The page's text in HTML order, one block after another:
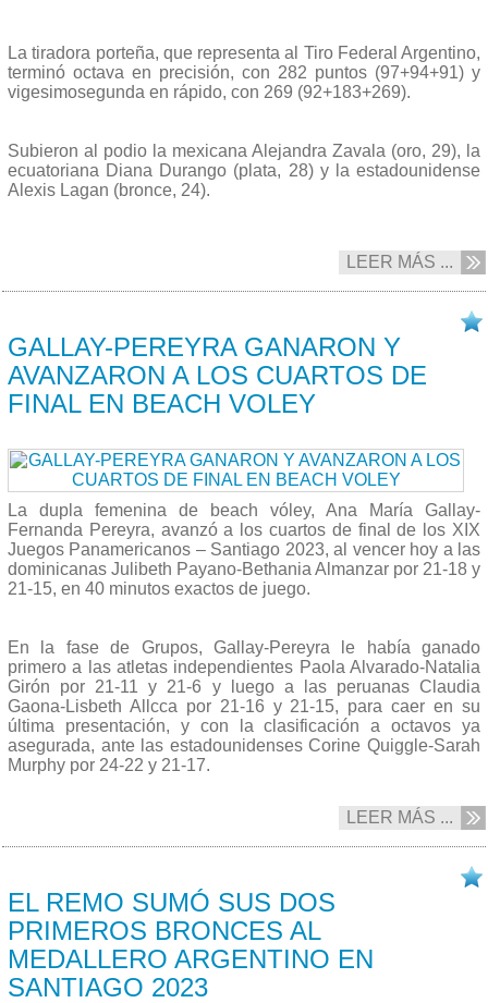
La tiradora porteña, que representa al Tiro Federal Argentino,
terminó octava en precisión, con 282 puntos (97+94+91) y
vigesimosegunda en rápido, con 269 (92+183+269).
Subieron al podio la mexicana Alejandra Zavala (oro, 29), la
ecuatoriana Diana Durango (plata, 28) y la estadounidense
Alexis Lagan (bronce, 24).
LEER MÁS ...
GALLAY-PEREYRA GANARON Y
AVANZARON A LOS CUARTOS DE
FINAL EN BEACH VOLEY
La dupla femenina de beach vóley, Ana María Gallay-
Fernanda Pereyra, avanzó a los cuartos de final de los XIX
Juegos Panamericanos – Santiago 2023, al vencer hoy a las
dominicanas Julibeth Payano-Bethania Almanzar por 21-18 y
21-15, en 40 minutos exactos de juego.
En la fase de Grupos, Gallay-Pereyra le había ganado
primero a las atletas independientes Paola Alvarado-Natalia
Girón por 21-11 y 21-6 y luego a las peruanas Claudia
Gaona-Lisbeth Allcca por 21-16 y 21-15, para caer en su
última presentación, y con la clasificación a octavos ya
asegurada, ante las estadounidenses Corine Quiggle-Sarah
Murphy por 24-22 y 21-17.
LEER MÁS ...
EL REMO SUMÓ SUS DOS
PRIMEROS BRONCES AL
MEDALLERO ARGENTINO EN
SANTIAGO 2023